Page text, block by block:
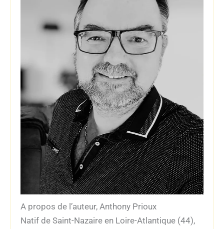
A propos de l’auteur, Anthony Prioux
Natif de Saint-Nazaire en Loire-Atlantique (44),